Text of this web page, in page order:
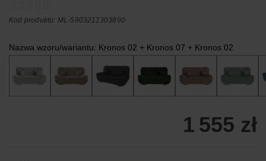
Kod produktu: ML-5903211303890
Nazwa wzoru/wariantu: Kronos 02 + Kronos 07 + Kronos 02
1 555 zł